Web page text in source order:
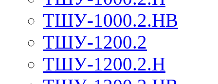
ТШУ-1000.2.НВ
ТШУ-1200.2
ТШУ-1200.2.Н